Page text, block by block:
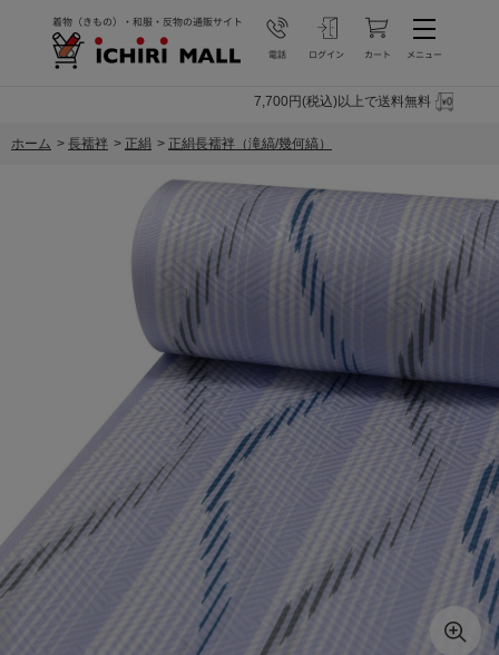
7,700円(税込)以上で送料無料
ホーム > 長襦袢 > 正絹 > 正絹長襦袢（滝縞/幾何縞）